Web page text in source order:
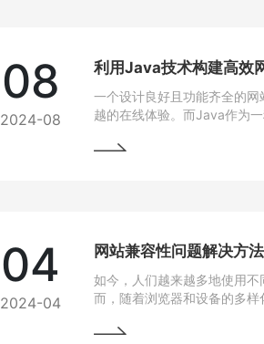
08
2024-08
利用Java技术构建高效
一个设计良好且功能齐全的
越的在线体验。而Java作为
04
2024-04
如今，人们越来越多地使用
而，随着浏览器和设备的多
上都能有良好的使用体验，我